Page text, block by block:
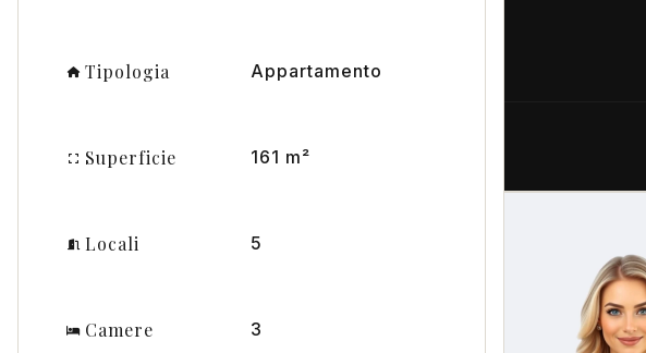
Tipologia Appartamento
Superficie 161 m²
Locali 5
Camere 3